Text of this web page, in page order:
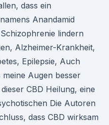
dass ein
Anandamid
lindern
Alzheimer-Krankheit,
Epilepsie, Auch
Augen besser
CBD Heilung, eine
Die Autoren
dass CBD wirksam